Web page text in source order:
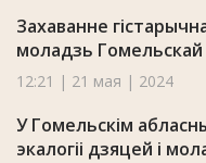
Захаванне
моладзь Гомельскай
12:21 | 21 мая | 2024
У Гомельскім
экалогіі дзяцей і